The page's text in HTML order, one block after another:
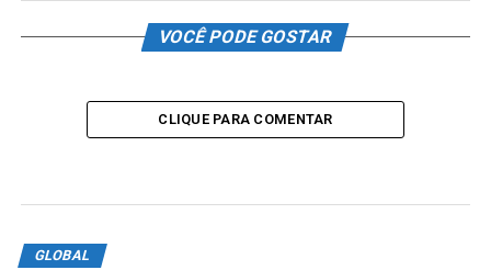
VOCÊ PODE GOSTAR
CLIQUE PARA COMENTAR
GLOBAL